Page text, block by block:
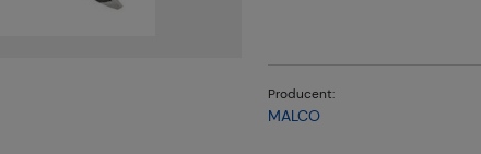
Producent:
MALCO